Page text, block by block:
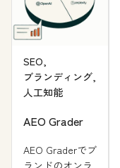
SEO,
ブランディング,
人工知能
AEO Grader
AEO Graderでブ
ランドのオンラ